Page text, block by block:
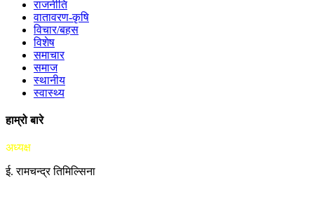
राजनीति
वातावरण-कृषि
विचार/बहस
विशेष
समाचार
समाज
स्थानीय
स्वास्थ्य
हाम्रो बारे
अध्यक्ष
ई. रामचन्द्र तिमिल्सिना